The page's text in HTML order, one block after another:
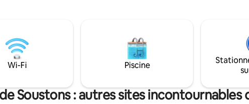
et WC; elle est parfaite pour 2 à
Vous pourrez profiter du soleil
la cour privative
planche charcuterie fromage
possibles le soir (commande
l’avance)
Wi-Fi Piscine
Soustons : autres sites incontournables